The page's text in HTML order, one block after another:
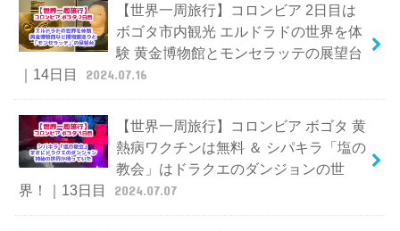
【世界一周旅行】コロンビア 2日目は
ボゴタ市内観光 エルドラドの世界を体
験 黄金博物館とモンセラッテの展望台
｜14日目
2024.07.16
【世界一周旅行】コロンビア ボゴタ 黄
熱病ワクチンは無料 ＆ シパキラ「塩の
教会」はドラクエのダンジョンの世
界！｜13日目
2024.07.07